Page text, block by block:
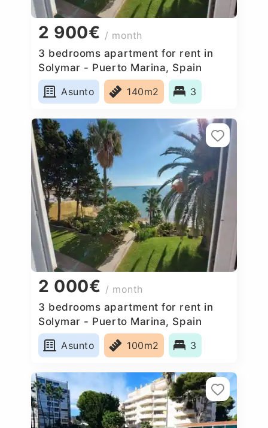
2 900€ / month
3 bedrooms apartment for rent in
Solymar - Puerto Marina, Spain
Asunto
140m2 3
2 000€ / month
3 bedrooms apartment for rent in
Solymar - Puerto Marina, Spain
Asunto
100m2 3